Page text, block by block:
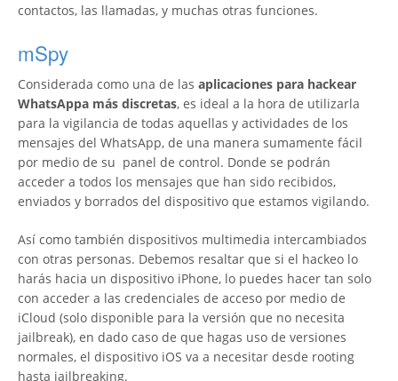
contactos, las llamadas, y muchas otras funciones.
mSpy
Considerada como una de las aplicaciones para hackear
WhatsAppa más discretas, es ideal a la hora de utilizarla
para la vigilancia de todas aquellas y actividades de los
mensajes del WhatsApp, de una manera sumamente fácil
por medio de su panel de control. Donde se podrán
acceder a todos los mensajes que han sido recibidos,
enviados y borrados del dispositivo que estamos vigilando.
Así como también dispositivos multimedia intercambiados
con otras personas. Debemos resaltar que si el hackeo lo
harás hacia un dispositivo iPhone, lo puedes hacer tan solo
con acceder a las credenciales de acceso por medio de
iCloud (solo disponible para la versión que no necesita
jailbreak), en dado caso de que hagas uso de versiones
normales, el dispositivo iOS va a necesitar desde rooting
hasta jailbreaking.